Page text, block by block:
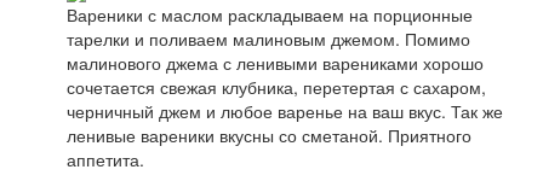
Вареники с маслом раскладываем на порционные
тарелки и поливаем малиновым джемом. Помимо
малинового джема с ленивыми варениками хорошо
сочетается свежая клубника, перетертая с сахаром,
черничный джем и любое варенье на ваш вкус. Так же
ленивые вареники вкусны со сметаной. Приятного
аппетита.